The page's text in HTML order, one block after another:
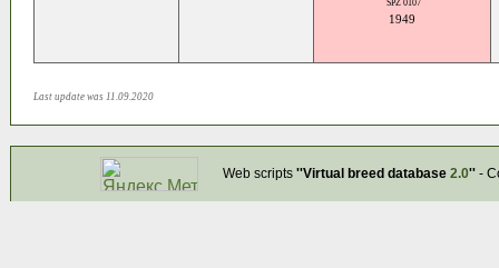
SPZ 0107
1949
Last update was 11.09.2020
Web scripts ''Virtual breed database 2.0''-